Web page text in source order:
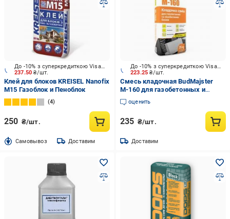
237.50₴/шт.
До -10% з суперкредиткою Visa Вигода
Клей для блоков KREISEL Nanofix
M15 Газоблок и Пеноблок
4
250 ₴/шт.
Cамовывоз Доставим
223.25₴/шт.
До -10% з суперкредиткою Visa Вигода
Смесь кладочная BudMajster
M‑160 для газобетонных и
пенобетонных блоков
оценить
235 ₴/шт.
Доставим